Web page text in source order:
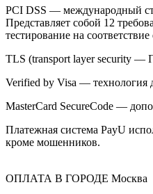
PCI DSS — международный
Представляет собой 12
тестирование на
TLS (transport layer security —
Verified by Visa — технология
MasterCard SecureCode —
Платежная система PayU
кроме мошенников.
ОПЛАТА В ГОРОДЕ Москва